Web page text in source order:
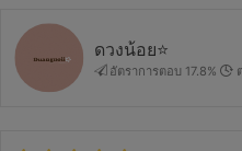
ดวงน้อย⭐
อัตราการตอบ 17.8%